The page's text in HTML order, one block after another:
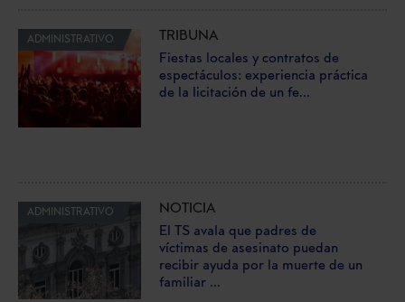
ADMINISTRATIVO
TRIBUNA
Fiestas locales y contratos de
espectáculos: experiencia práctica
de la licitación de un fe...
ADMINISTRATIVO
NOTICIA
El TS avala que padres de
víctimas de asesinato puedan
recibir ayuda por la muerte de un
familiar ...